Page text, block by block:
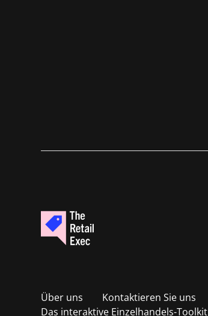
Über uns Kontaktieren Sie uns
Das interaktive Einzelhandels-Toolkit